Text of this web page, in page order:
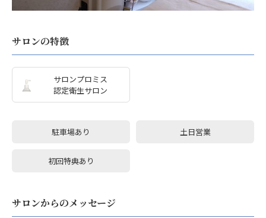
サロンの特徴
サロンプロミス
認定衛生サロン
駐車場あり 土日営業
初回特典あり
サロンからのメッセージ